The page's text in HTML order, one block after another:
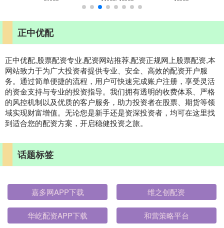
正中优配
正中优配,股票配资专业,配资网站推荐,配资正规网上股票配资,本
网站致力于为广大投资者提供专业、安全、高效的配资开户服
务。通过简单便捷的流程，用户可快速完成账户注册，享受灵活
的资金支持与专业的投资指导。我们拥有透明的收费体系、严格
的风控机制以及优质的客户服务，助力投资者在股票、期货等领
域实现财富增值。无论您是新手还是资深投资者，均可在这里找
到适合您的配资方案，开启稳健投资之旅。
话题标签
嘉多网APP下载 维之创配资
华屹配资APP下载 和营策略平台